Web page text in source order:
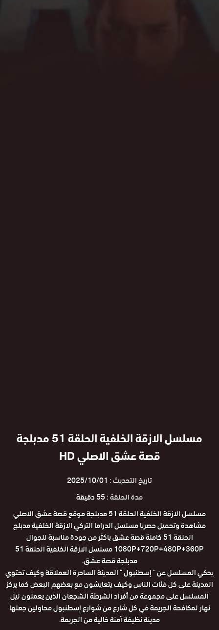
مسلسل الازقة الخلفية الحلقة 51 مدبلجة
قصة عشق الاصلي HD
تاريخ التحديث : 2025/10/01
مدة الحلقة :55 دقيقة
مسلسل الازقة الخلفية الحلقة 51 مدبلجة موقع قصة عشق الاصلي
مشاهدة وتحميل حصريا مسلسل الدراما التركي الازقة الخلفية مدبلج
الحلقة 51 كاملة قصة عشق باكثر من جودة مناسبة للجوال
1080P+720P+480P+360P مسلسل الازقة الخلفية الحلقة 51
مدبلجة قصة عشق.
يحكي المسلسل عن " إسطنبول " المدينة الساحرة العملاقة وكيف تحتوي
المدينة على كل فئات الناس وكيف يتعايشون مع بعضهم البعض كما يركز
المسلسل على مجموعة من أفراد الشرطة الشجعان الذين يعملون ليل
نهار لمكافحة الجريمة في كل شارع من شوارع إسطنبول محاولين جعلها
مدينة نظيفة آمنة خالية من الجريمة.